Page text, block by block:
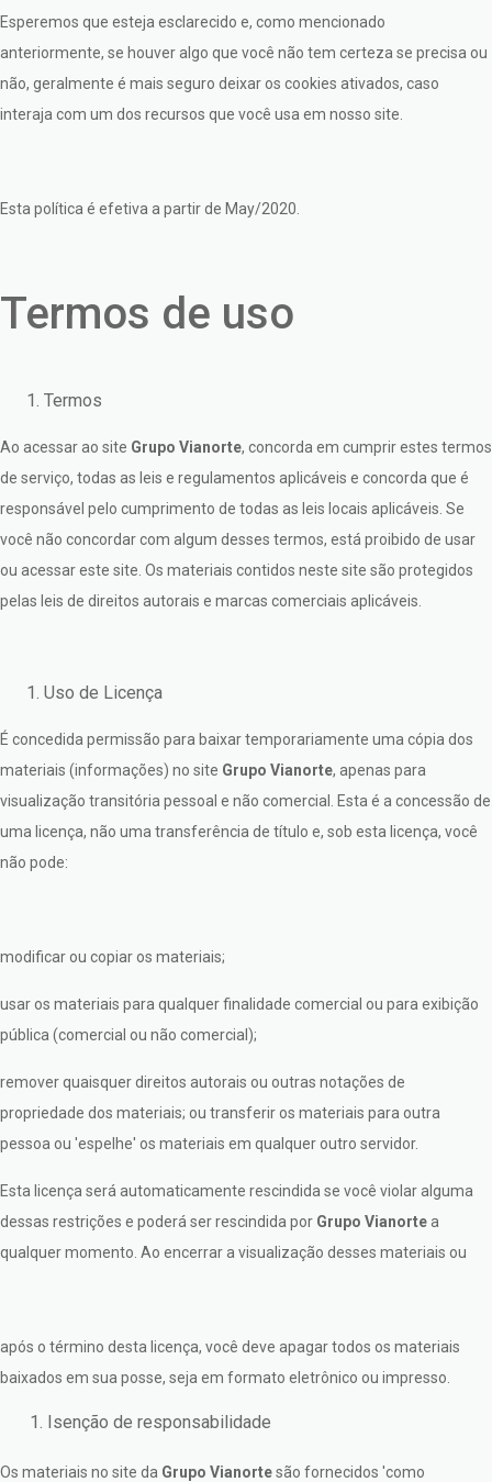
Esperemos que esteja esclarecido e, como mencionado
anteriormente, se houver algo que você não tem certeza se precisa ou
não, geralmente é mais seguro deixar os cookies ativados, caso
interaja com um dos recursos que você usa em nosso site.
Esta política é efetiva a partir de May/2020.
Termos de uso
Termos
Ao acessar ao site Grupo Vianorte, concorda em cumprir estes termos
de serviço, todas as leis e regulamentos aplicáveis e concorda que é
responsável pelo cumprimento de todas as leis locais aplicáveis. Se
você não concordar com algum desses termos, está proibido de usar
ou acessar este site. Os materiais contidos neste site são protegidos
pelas leis de direitos autorais e marcas comerciais aplicáveis.
Uso de Licença
É concedida permissão para baixar temporariamente uma cópia dos
materiais (informações) no site Grupo Vianorte, apenas para
visualização transitória pessoal e não comercial. Esta é a concessão de
uma licença, não uma transferência de título e, sob esta licença, você
não pode:
modificar ou copiar os materiais;
usar os materiais para qualquer finalidade comercial ou para exibição
pública (comercial ou não comercial);
remover quaisquer direitos autorais ou outras notações de
propriedade dos materiais; ou transferir os materiais para outra
pessoa ou 'espelhe' os materiais em qualquer outro servidor.
Esta licença será automaticamente rescindida se você violar alguma
dessas restrições e poderá ser rescindida por Grupo Vianortea
qualquer momento. Ao encerrar a visualização desses materiais ou
após o término desta licença, você deve apagar todos os materiais
baixados em sua posse, seja em formato eletrônico ou impresso.
Isenção de responsabilidade
Os materiais no site da Grupo Vianortesão fornecidos 'como